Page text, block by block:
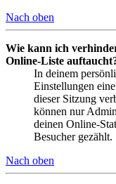
Nach oben
Wie kann ich
Online-Liste
In deinem
Einstellungen
dieser Sitzung
können nur
deinen Online-
Besucher gezählt.
Nach oben